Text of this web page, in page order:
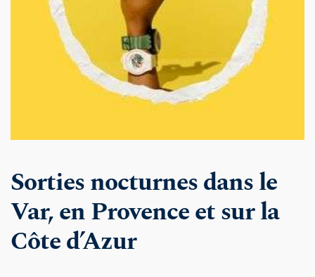
Sorties nocturnes dans le
Var, en Provence et sur la
Côte d’Azur